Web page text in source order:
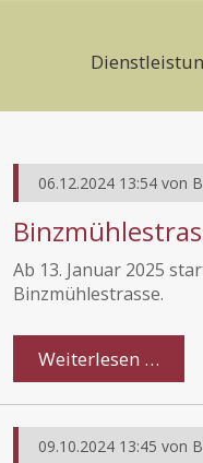
06.12.2024 13:54von
Ab 13. Januar 2025
Binzmühlestrasse.
Weiterlesen …
09.10.2024 13:45 von